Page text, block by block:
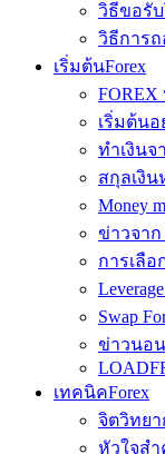
วิธีขอรั
วิธีการถ
เริ่มต้นForex
FOREX
เริ่มต้นอ
ทำเงินจ
สกุลเงิ
Money
ข่าวจาก
การเลือ
Swap
ข่าวนอน
เทคนิคForex
จิตวิทยา
หัวใจสำ